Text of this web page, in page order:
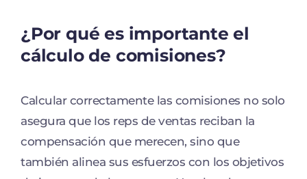
¿Por qué es importante el
cálculo de comisiones?
Calcular correctamente las comisiones no solo
asegura que los reps de ventas reciban la
compensación que merecen, sino que
también alinea sus esfuerzos con los objetivos